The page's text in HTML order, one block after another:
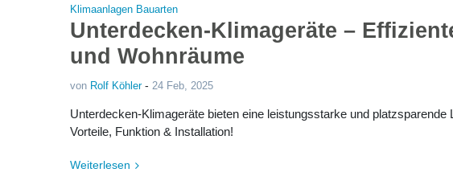
Klimaanlagen Bauarten
Unterdecken-Klimageräte –
und Wohnräume
von Rolf Köhler - 24 Feb, 2025
Unterdecken-Klimageräte bieten eine leistungsstarke und
Vorteile, Funktion & Installation!
Weiterlesen